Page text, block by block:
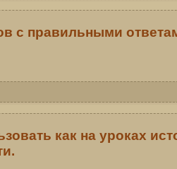
с правильными
как на уроках